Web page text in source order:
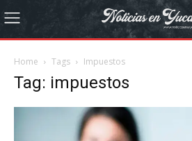
Home Tags Impuestos
Tag: impuestos